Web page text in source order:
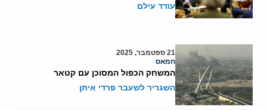
עודד עילם
21 ספטמבר, 2025
חמאס
המשחק הכפול המסוכן עם קטאר
השגריר לשעבר פרדי איתן